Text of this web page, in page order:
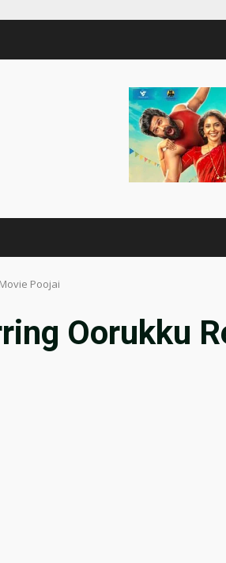
Poojai
Oorukku